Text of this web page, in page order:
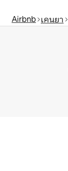
Airbnb เคนยา